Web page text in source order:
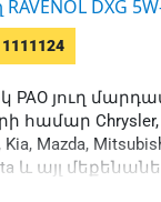
DXG
1111124
PAO յուղ
Chrysler,
Kia, Mazda,
և այլ